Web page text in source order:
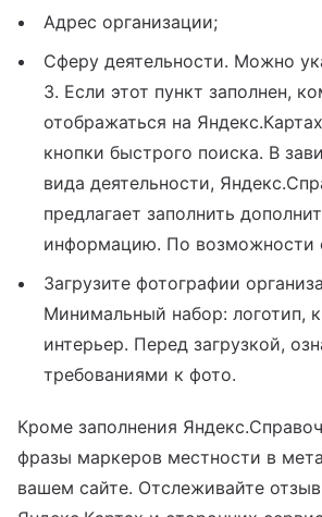
Адрес организации;
Сферу деятельности. Можно
3. Если этот пункт заполнен,
отображаться на
кнопки быстрого поиска. В
вида деятельности,
предлагает заполнить
информацию. По возможности
Загрузите фотографии
Минимальный набор: логотип,
интерьер. Перед загрузкой,
требованиями к фото.
Кроме заполнения
фразы маркеров местности в
вашем сайте. Отслеживайте